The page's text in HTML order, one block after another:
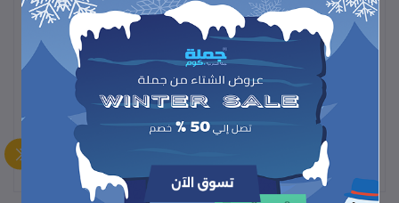
وصف
لوح بيتزا خشبي أنيق – مثالي للتقديم والتقطيع، مصنوع من خشب متين
وآمن للطعام، يضيف لمسة مميزة لمائدتك.